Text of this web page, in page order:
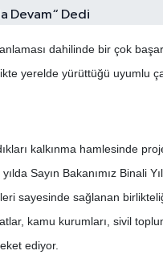
dahilinde bir çok
yerelde yürüttüğü uyumlu
kalkınma hamlesinde
Sayın Bakanımız Binali
sayesinde sağlanan
kamu kurumları, sivil
ediyor.